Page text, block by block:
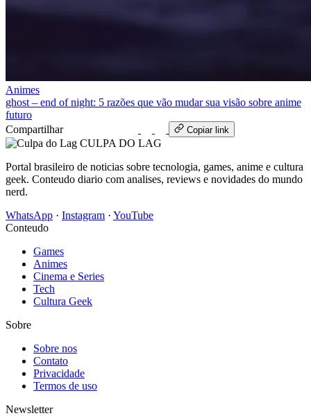
Animes
ghost – end of night: 5 razões que vão mudar sua visão sobre anime
futuro
Compartilhar
Copiar link
CULPA DO LAG
Portal brasileiro de noticias sobre tecnologia, games, anime e cultura
geek. Conteudo diario com analises, reviews e novidades do mundo
nerd.
WhatsApp · Instagram · YouTube
Conteudo
Games
Animes
Cinema e Series
Tech
Cultura Geek
Sobre
Sobre nos
Contato
Privacidade
Termos de uso
Newsletter